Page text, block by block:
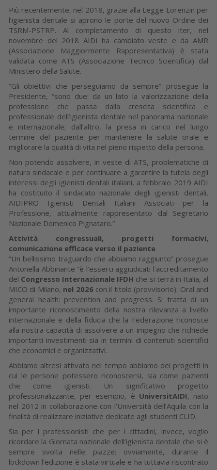
Più recentemente, nel 2018, grazie alla Legge Lorenzin per
l’igienista dentale si aprono le porte del nuovo Ordine dei
TSRM-PSTRP. Al completamento di questo iter, nel
novembre del 2018 AIDI ha cambiato veste e da AMR
(Associazione Maggiormente Rappresentativa) è stata
validata come ATS (Associazione Tecnico Scientifica) dal
Ministero della Salute.
“Gli obiettivi che perseguiamo da sempre” prosegue la
Presidente, “sono due: da un lato la valorizzazione della
professione che passa dalla crescita scientifica e
professionale dell’igienista dentale nel panorama nazionale
e internazionale; dall’altro, la presa in carico nel lungo
termine del paziente per mantenere la salute orale e
migliorare la qualità di vita nel pieno rispetto della persona.
Non potendo assolvere, in veste di ATS, problematiche di
natura sindacale e per continuare a garantire la tutela degli
interessi degli igienisti dentali italiani, a febbraio 2019 AIDI
ha costituito il sindacato nazionale degli igienisti dentali,
AIDIPRO Igienisti Dentali Italiani Associati per la
Professione, attualmente rappresentato dal Segretario
Nazionale Domenico Pignataro.”
Attività congressuali, progetti formativi,
comunicazione efficace verso il paziente
“Un bellissimo traguardo che abbiamo raggiunto” prosegue
Antonella Abbinante “è l’esserci aggiudicati l’accreditamento
del Congresso Internazionale IFDH che si terrà in Italia, al
MICO di Milano, nel 2026 con il titolo (provvisorio): Oral and
general health: prevention and progress. Si tratta di un
importante riconoscimento della nostra rilevanza a livello
internazionale e della fiducia che la Federazione riconosce
alla nostra capacità di assolvere a un impegno che richiede
importanti investimenti sia in termini di contenuti scientifici
che economici e organizzativi.
Abbiamo altresì attivato nel tempo abbiamo dei progetti in
cui le persone potessero riconoscersi, sia come pazienti
che come igienisti. Un significativo progetto
professionalizzante, per esempio, è UniversitAIDI, nato
nel 2012 in collaborazione con l’Università dell’Aquila con la
finalità di realizzare iniziative dedicate agli studenti CLID.
Sia per i professionisti che per i cittadini, invece, voglio
ricordare la Giornata nazionale dell’igienista dentale che si è
sempre svolta nelle piazze; ovviamente, durante il
lockdown l’edizione è stata virtuale e ha tuttavia riscontrato